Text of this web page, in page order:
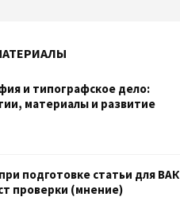
и типографское дело:
материалы и развитие
подготовке статьи для ВАК
проверки (мнение)